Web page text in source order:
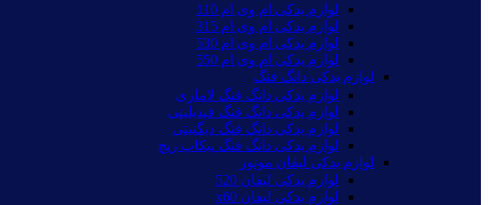
لوازم یدکی ام وی ام 110
لوازم یدکی ام وی ام 315
لوازم یدکی ام وی ام 530
لوازم یدکی ام وی ام 550
لوازم یدکی دانگ فنگ
لوازم یدکی دانگ فنگ لاماری
لوازم یدکی دانگ فنگ فیدیلیتی
لوازم یدکی دانگ فنگ دیگنیتی
لوازم یدکی دانگ فنگ پیکاپ ریچ
لوازم یدکی لیفان موتور
لوازم یدکی لیفان 520
لوازم یدکی لیفان x60